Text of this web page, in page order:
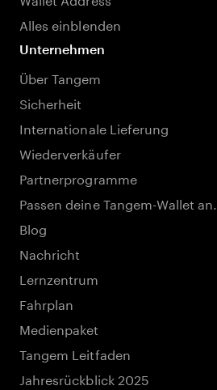
Alles einblenden
Unternehmen
Über Tangem
Sicherheit
Internationale Lieferung
Wiederverkäufer
Partnerprogramme
Passen deine Tangem-Wallet an.
Blog
Nachricht
Lernzentrum
Fahrplan
Medienpaket
Tangem Leitfaden
Jahresrückblick 2025